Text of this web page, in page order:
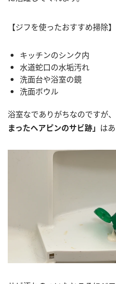
【ジフを使ったおすすめ掃除】
キッチンのシンク内
水道蛇口の水垢汚れ
洗面台や浴室の鏡
洗面ボウル
浴室なでありがちなのですが、
まったヘアピンのサビ跡」 は